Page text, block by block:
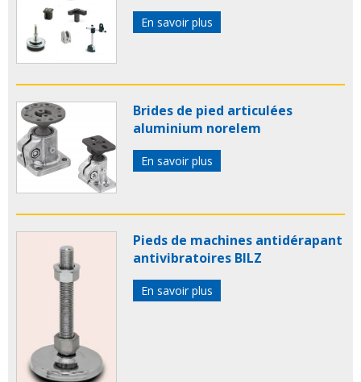
En savoir plus
Brides de pied articulées
aluminium norelem
En savoir plus
Pieds de machines antidérapant
antivibratoires BILZ
En savoir plus